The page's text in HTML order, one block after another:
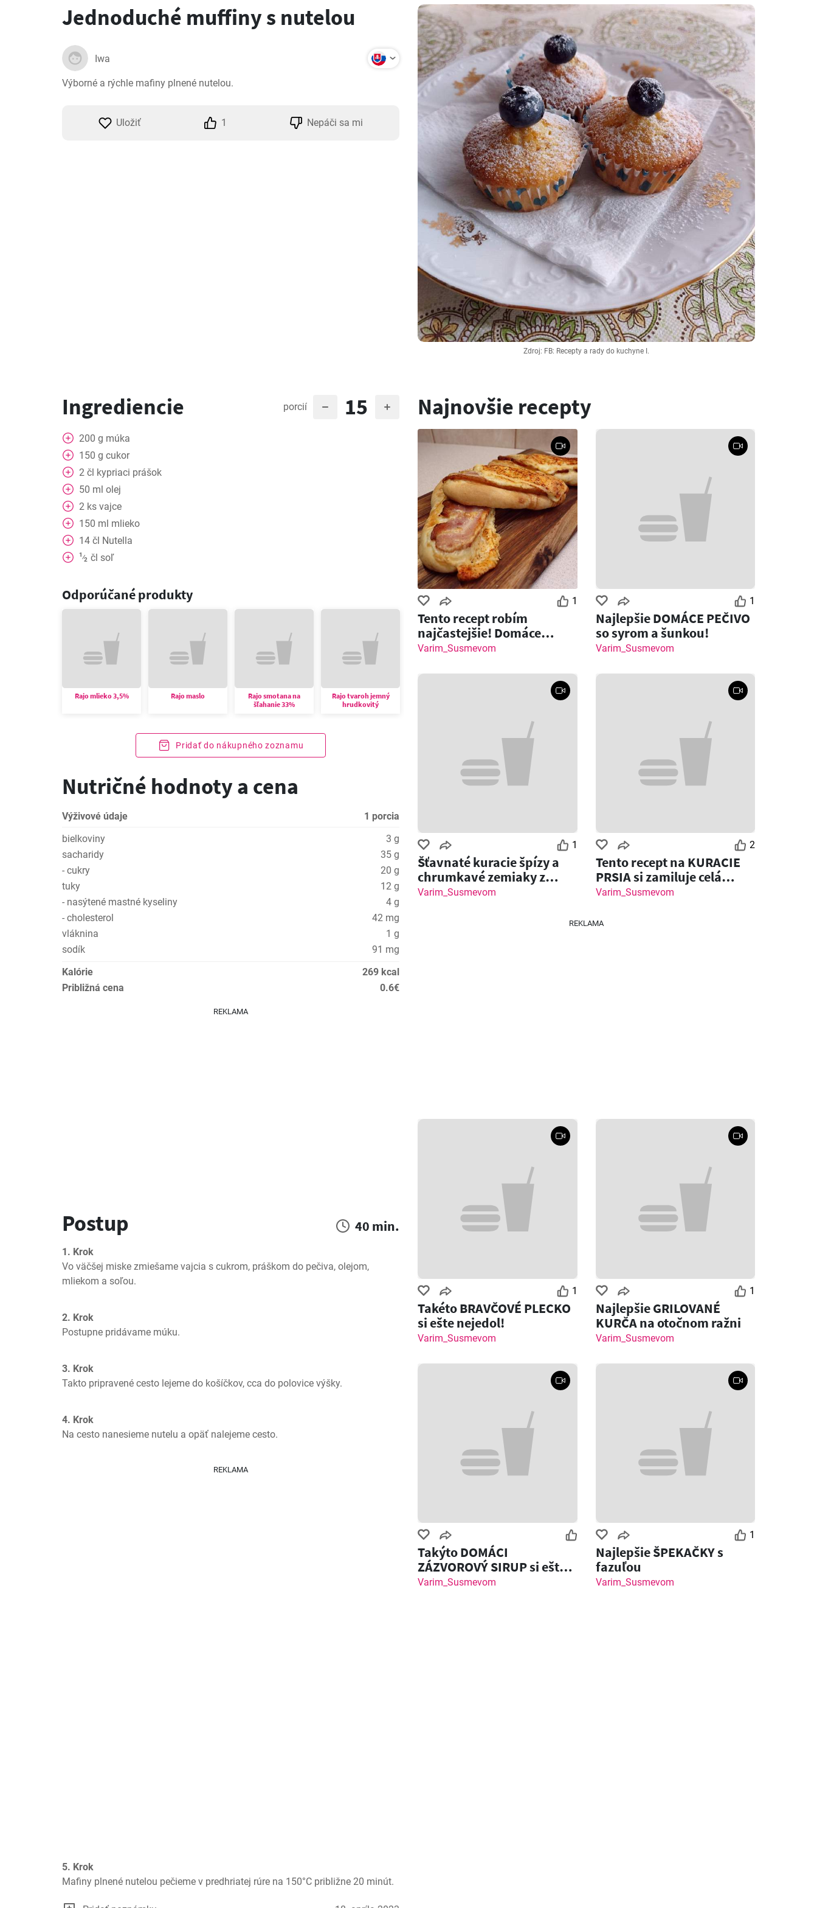
Zdroj: FB: Recepty a rady do kuchyne I.
Jednoduché muffiny s nutelou
Iwa
Výborné a rýchle mafiny plnené nutelou.
Uložiť 1 Nepáči sa mi
Ingrediencie porcií 15
200 g múka
150 g cukor
2 čl kypriaci prášok
50 ml olej
2 ks vajce
150 ml mlieko
14 čl Nutella
1⁄2 čl soľ
Odporúčané produkty
Rajo mlieko 3,5% Rajo maslo
Rajo smotana na
šľahanie 33%
Rajo tvaroh jemný
hrudkovitý
Pridať do nákupného zoznamu
Nutričné hodnoty a cena
Výživové údaje
1 porcia
bielkoviny
3 g
sacharidy
35 g
- cukry
20 g
tuky
12 g
- nasýtené mastné kyseliny
4 g
- cholesterol
42 mg
vláknina
1 g
sodík
91 mg
Kalórie
269 kcal
Približná cena
0.6€
REKLAMA
Postup 40 min.
1. Krok
Vo väčšej miske zmiešame vajcia s cukrom, práškom do pečiva, olejom,
mliekom a soľou.
2. Krok
Postupne pridávame múku.
3. Krok
Takto pripravené cesto lejeme do košíčkov, cca do polovice výšky.
4. Krok
Na cesto nanesieme nutelu a opäť nalejeme cesto.
REKLAMA
5. Krok
Mafiny plnené nutelou pečieme v predhriatej rúre na 150°C približne 20 minút.
Najnovšie recepty
1
Tento recept robím
najčastejšie! Domáce
pečivo so slaninou a syrom
Varim_Susmevom
1
Najlepšie DOMÁCE PEČIVO
so syrom a šunkou!
Varim_Susmevom
1
Šťavnaté kuracie špízy a
chrumkavé zemiaky z
grilu!
Varim_Susmevom
2
Tento recept na KURACIE
PRSIA si zamiluje celá
rodina!
Varim_Susmevom
REKLAMA
1
Takéto BRAVČOVÉ PLECKO
si ešte nejedol!
Varim_Susmevom
1
Najlepšie GRILOVANÉ
KURČA na otočnom ražni
Varim_Susmevom
Takýto DOMÁCI
ZÁZVOROVÝ SIRUP si ešte
nemal! Zázvorový Shot
Varim_Susmevom
1
Najlepšie ŠPEKAČKY s
fazuľou
Varim_Susmevom